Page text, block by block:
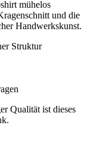
mühelos
und die
Handwerkskunst.
Struktur
Qualität ist dieses